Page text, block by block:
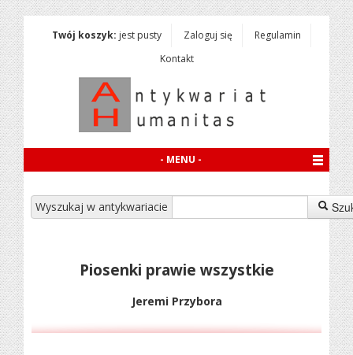
Twój koszyk: jest pusty Zaloguj się
Regulamin
Kontakt
- MENU -
Wyszukaj w antykwariacie
Piosenki prawie wszystkie
Jeremi Przybora